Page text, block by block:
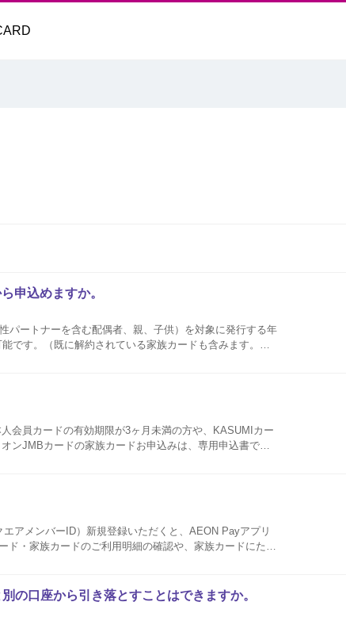
申込めますか。
パートナーを含む配偶者、親、子供）を対象に発行する年
ンJMBカードの家族カードお申込みは、専用申込書での
アメンバーID）新規登録いただくと、AEON Payアプリ
ド・家族カードのご利用明細の確認や、家族カードにたま
の口座から引き落とすことはできますか。